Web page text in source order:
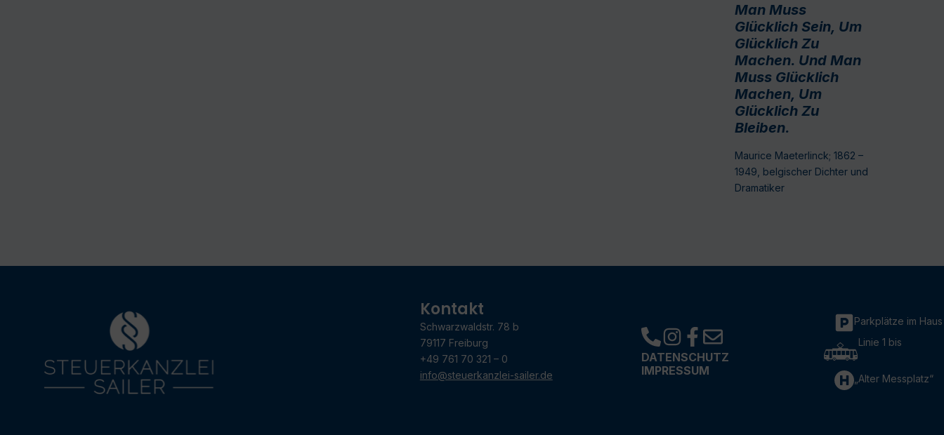
Man Muss
Glücklich Sein, Um
Glücklich Zu
Machen. Und Man
Muss Glücklich
Machen, Um
Glücklich Zu
Bleiben.
Maurice Maeterlinck; 1862 –
1949, belgischer Dichter und
Dramatiker
Kontakt
Schwarzwaldstr. 78 b
79117 Freiburg
+49 761 70 321 – 0
info@steuerkanzlei-sailer.de
DATENSCHUTZ
IMPRESSUM
Parkplätze im Haus
Linie 1 bis
„Alter Messplatz“